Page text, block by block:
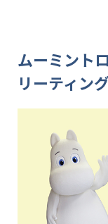
ムーミント
リーティン